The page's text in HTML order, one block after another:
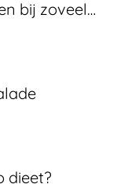
bij zoveel…
dieet?